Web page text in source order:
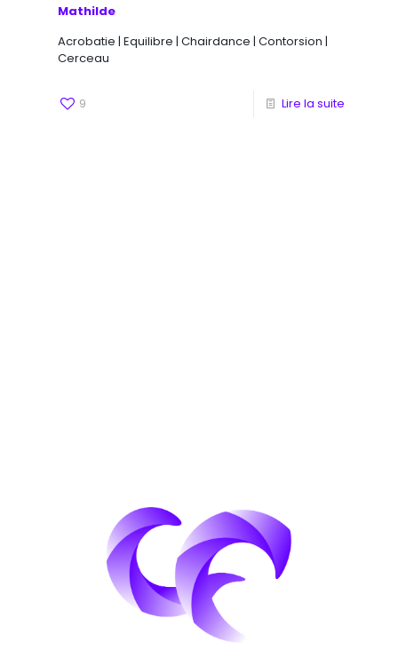
Mathilde
Acrobatie | Equilibre | Chairdance | Contorsion |
Cerceau
9 Lire la suite